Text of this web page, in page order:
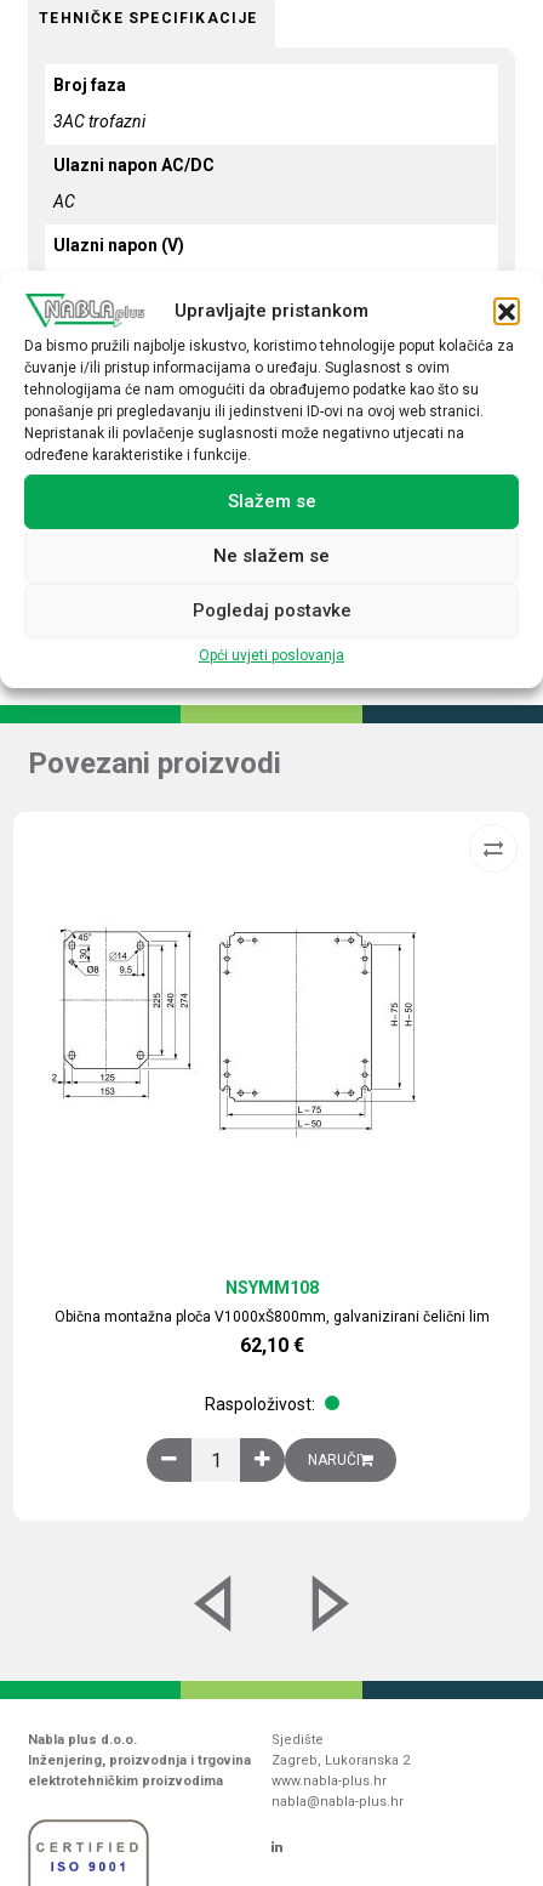
Upravljajte pristankom
Da bismo pružili najbolje iskustvo, koristimo tehnologije poput kolačića za
čuvanje i/ili pristup informacijama o uređaju. Suglasnost s ovim
tehnologijama će nam omogućiti da obrađujemo podatke kao što su
ponašanje pri pregledavanju ili jedinstveni ID-ovi na ovoj web stranici.
Nepristanak ili povlačenje suglasnosti može negativno utjecati na
određene karakteristike i funkcije.
Slažem se
Ne slažem se
Pogledaj postavke
Opći uvjeti poslovanja
TEHNIČKE SPECIFIKACIJE
Broj faza
3AC trofazni
Ulazni napon AC/DC
AC
Ulazni napon (V)
Podesivi izlazni napon
Da
Izlazni napon (V DC)
24
Povezani proizvodi
Obična montažna ploča V1000xŠ800mm, galvanizirani čelični lim
NSYMM108
62,10 €
Raspoloživost:
Obična montažna ploča V1000xŠ800mm,
NARUČI
Nabla plus d.o.o.
Inženjering, proizvodnja i trgovina
elektrotehničkim proizvodima
Sjedište
Zagreb, Lukoranska 2
www.nabla-plus.hr
nabla@nabla-plus.hr